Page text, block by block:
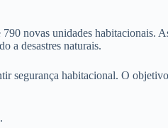
novas unidades habitacionais.
a desastres naturais.
segurança habitacional. O